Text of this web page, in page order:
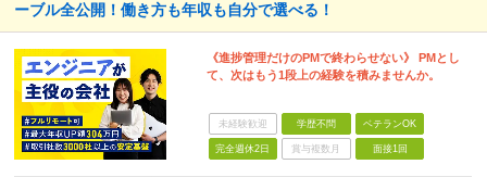
ーブル全公開！働き方も年収も自分で選べる！
《進捗管理だけのPMで終わらせない》 PMとし
て、次はもう1段上の経験を積みませんか。
未経験歓迎 学歴不問 ベテランOK
完全週休2日 賞与複数月 面接1回